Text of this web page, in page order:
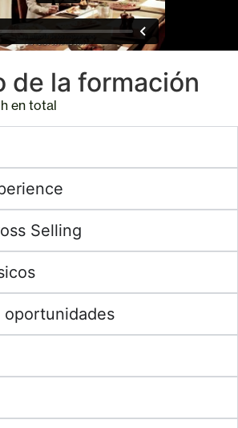
de la formación
en total
Selling
oportunidades